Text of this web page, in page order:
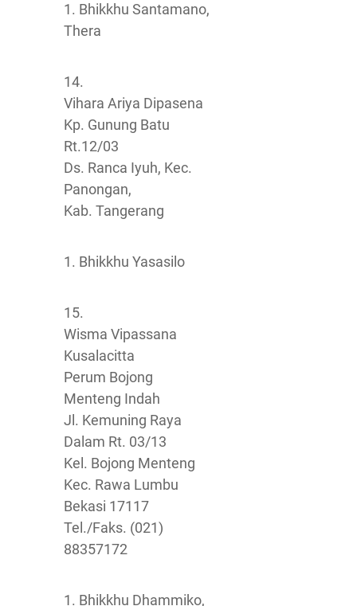
1. Bhikkhu Santamano,
Thera
14.
Vihara Ariya Dipasena
Kp. Gunung Batu
Rt.12/03
Ds. Ranca Iyuh, Kec.
Panongan,
Kab. Tangerang
1. Bhikkhu Yasasilo
15.
Wisma Vipassana
Kusalacitta
Perum Bojong
Menteng Indah
Jl. Kemuning Raya
Dalam Rt. 03/13
Kel. Bojong Menteng
Kec. Rawa Lumbu
Bekasi 17117
Tel./Faks. (021)
88357172
1. Bhikkhu Dhammiko,